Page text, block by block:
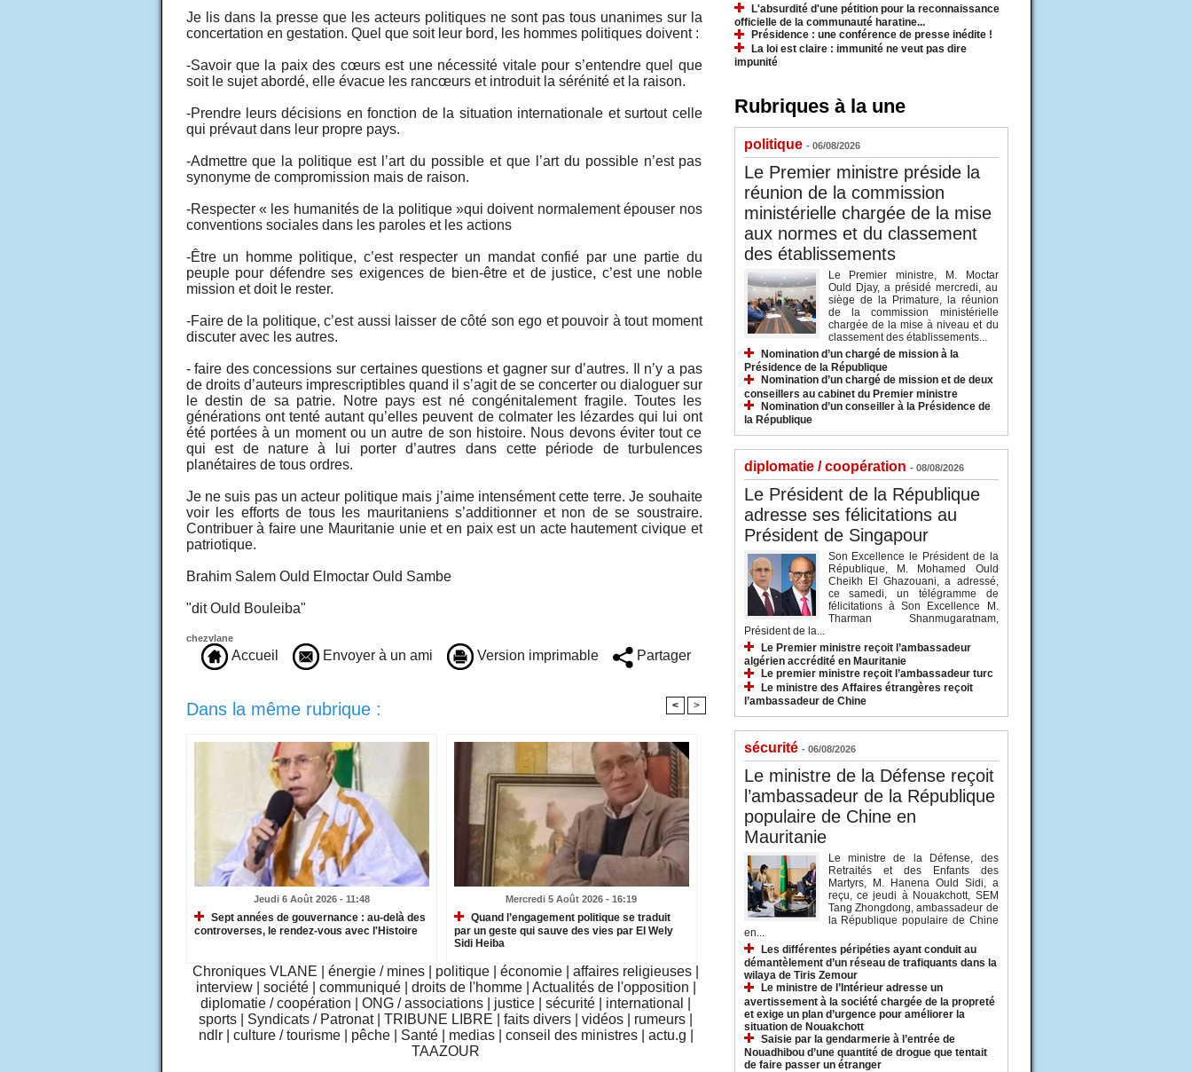
Je lis dans la presse que les acteurs politiques ne sont pas tous unanimes sur la
concertation en gestation. Quel que soit leur bord, les hommes politiques doivent :
-Savoir que la paix des cœurs est une nécessité vitale pour s’entendre quel que
soit le sujet abordé, elle évacue les rancœurs et introduit la sérénité et la raison.
-Prendre leurs décisions en fonction de la situation internationale et surtout celle
qui prévaut dans leur propre pays.
-Admettre que la politique est l’art du possible et que l’art du possible n’est pas
synonyme de compromission mais de raison.
-Respecter « les humanités de la politique »qui doivent normalement épouser nos
conventions sociales dans les paroles et les actions
-Être un homme politique, c’est respecter un mandat confié par une partie du
peuple pour défendre ses exigences de bien-être et de justice, c’est une noble
mission et doit le rester.
-Faire de la politique, c’est aussi laisser de côté son ego et pouvoir à tout moment
discuter avec les autres.
- faire des concessions sur certaines questions et gagner sur d’autres. Il n’y a pas
de droits d’auteurs imprescriptibles quand il s’agit de se concerter ou dialoguer sur
le destin de sa patrie. Notre pays est né congénitalement fragile. Toutes les
générations ont tenté autant qu’elles peuvent de colmater les lézardes qui lui ont
été portées à un moment ou un autre de son histoire. Nous devons éviter tout ce
qui est de nature à lui porter d’autres dans cette période de turbulences
planétaires de tous ordres.
Je ne suis pas un acteur politique mais j’aime intensément cette terre. Je souhaite
voir les efforts de tous les mauritaniens s’additionner et non de se soustraire.
Contribuer à faire une Mauritanie unie et en paix est un acte hautement civique et
patriotique.
Brahim Salem Ould Elmoctar Ould Sambe
"dit Ould Bouleiba"
chezvlane
Accueil Envoyer à un ami Version imprimable Partager
Dans la même rubrique : < >
Jeudi 6 Août 2026 - 11:48
Sept années de gouvernance : au-delà des
controverses, le rendez-vous avec l'Histoire
Mercredi 5 Août 2026 - 16:19
Quand l’engagement politique se traduit
par un geste qui sauve des vies par El Wely
Sidi Heiba
Chroniques VLANE énergie / mines politique économie affaires religieuses
interview
société communiqué droits de l'homme Actualités de l'opposition
diplomatie / coopération
ONG / associations justice sécurité international
sports
Syndicats / Patronat TRIBUNE LIBRE faits divers vidéos rumeurs
ndlr
culture / tourisme pêche Santé medias conseil des ministres actu.g
TAAZOUR
L'absurdité d'une pétition pour la reconnaissance
officielle de la communauté haratine...
Présidence : une conférence de presse inédite !
La loi est claire : immunité ne veut pas dire
impunité
Rubriques à la une
politique - 06/08/2026
Le Premier ministre préside la
réunion de la commission
ministérielle chargée de la mise
aux normes et du classement
des établissements
Le Premier ministre, M. Moctar
Ould Djay, a présidé mercredi, au
siège de la Primature, la réunion
de la commission ministérielle
chargée de la mise à niveau et du
classement des établissements...
Nomination d’un chargé de mission à la
Présidence de la République
Nomination d’un chargé de mission et de deux
conseillers au cabinet du Premier ministre
Nomination d’un conseiller à la Présidence de
la République
diplomatie / coopération - 08/08/2026
Le Président de la République
adresse ses félicitations au
Président de Singapour
Son Excellence le Président de la
République, M. Mohamed Ould
Cheikh El Ghazouani, a adressé,
ce samedi, un télégramme de
félicitations à Son Excellence M.
Tharman Shanmugaratnam,
Président de la...
Le Premier ministre reçoit l’ambassadeur
algérien accrédité en Mauritanie
Le premier ministre reçoit l’ambassadeur turc
Le ministre des Affaires étrangères reçoit
l’ambassadeur de Chine
sécurité - 06/08/2026
Le ministre de la Défense reçoit
l’ambassadeur de la République
populaire de Chine en
Mauritanie
Le ministre de la Défense, des
Retraités et des Enfants des
Martyrs, M. Hanena Ould Sidi, a
reçu, ce jeudi à Nouakchott, SEM
Tang Zhongdong, ambassadeur de
la République populaire de Chine
en...
Les différentes péripéties ayant conduit au
démantèlement d’un réseau de trafiquants dans la
wilaya de Tiris Zemour
Le ministre de l’Intérieur adresse un
avertissement à la société chargée de la propreté
et exige un plan d’urgence pour améliorer la
situation de Nouakchott
Saisie par la gendarmerie à l’entrée de
Nouadhibou d’une quantité de drogue que tentait
de faire passer un étranger